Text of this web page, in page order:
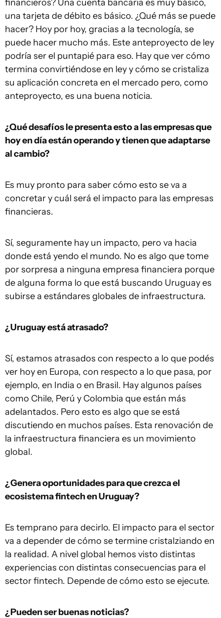
financieros? Una cuenta bancaria es muy básico,
una tarjeta de débito es básico. ¿Qué más se puede
hacer? Hoy por hoy, gracias a la tecnología, se
puede hacer mucho más. Este anteproyecto de ley
podría ser el puntapié para eso. Hay que ver cómo
termina convirtiéndose en ley y cómo se cristaliza
su aplicación concreta en el mercado pero, como
anteproyecto, es una buena noticia.
¿Qué desafíos le presenta esto a las empresas que
hoy en día están operando y tienen que adaptarse
al cambio?
Es muy pronto para saber cómo esto se va a
concretar y cuál será el impacto para las empresas
financieras.
Sí, seguramente hay un impacto, pero va hacia
donde está yendo el mundo. No es algo que tome
por sorpresa a ninguna empresa financiera porque
de alguna forma lo que está buscando Uruguay es
subirse a estándares globales de infraestructura.
¿Uruguay está atrasado?
Sí, estamos atrasados con respecto a lo que podés
ver hoy en Europa, con respecto a lo que pasa, por
ejemplo, en India o en Brasil. Hay algunos países
como Chile, Perú y Colombia que están más
adelantados. Pero esto es algo que se está
discutiendo en muchos países. Esta renovación de
la infraestructura financiera es un movimiento
global.
¿Genera oportunidades para que crezca el
ecosistema fintech en Uruguay?
Es temprano para decirlo. El impacto para el sector
va a depender de cómo se termine cristalziando en
la realidad. A nivel global hemos visto distintas
experiencias con distintas consecuencias para el
sector fintech. Depende de cómo esto se ejecute.
¿Pueden ser buenas noticias?